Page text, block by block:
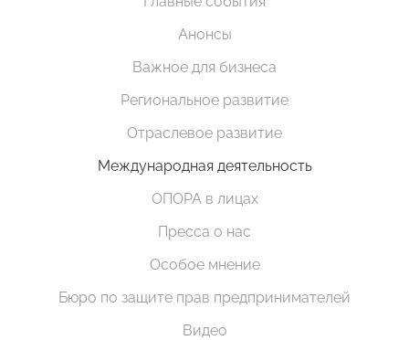
Анонсы
Важное для бизнеса
Региональное развитие
Отраслевое развитие
Международная деятельность
ОПОРА в лицах
Пресса о нас
Особое мнение
Бюро по защите прав предпринимателей
Видео